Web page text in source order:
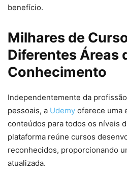
benefício.
Milhares de
Diferentes Áreas
Conhecimento
Independentemente da
pessoais, a Udemy oferece uma
conteúdos para todos os níveis
plataforma reúne cursos
reconhecidos, proporcionando
atualizada.